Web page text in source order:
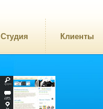
Студия Клиенты